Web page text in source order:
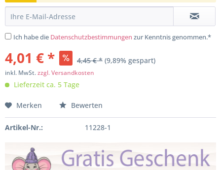
Ich habe die Datenschutzbestimmungen zur Kenntnis genommen.*
4,01 € * 4,45 € * (9,89% gespart)
inkl. MwSt.zzgl. Versandkosten
Lieferzeit ca. 5 Tage
Merken Bewerten
Artikel-Nr.: 11228-1